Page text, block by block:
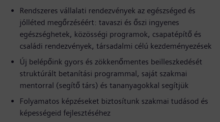
Rendszeres vállalati rendezvények az egészséged és
jólléted megőrzéséért: tavaszi és őszi ingyenes
egészséghetek, közösségi programok, csapatépítő és
családi rendezvények, társadalmi célú kezdeményezések
Új belépőink gyors és zökkenőmentes beilleszkedését
struktúrált betanítási programmal, saját szakmai
mentorral (segítő társ) és tananyagokkal segítjük
Folyamatos képzéseket biztosítunk szakmai tudásod és
képességeid fejlesztéséhez